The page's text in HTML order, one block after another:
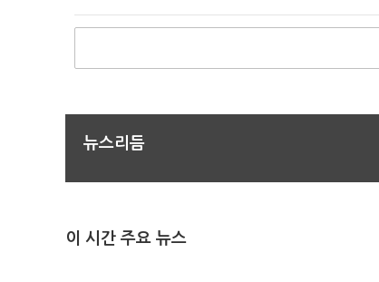
뉴스리듬
이 시간 주요 뉴스